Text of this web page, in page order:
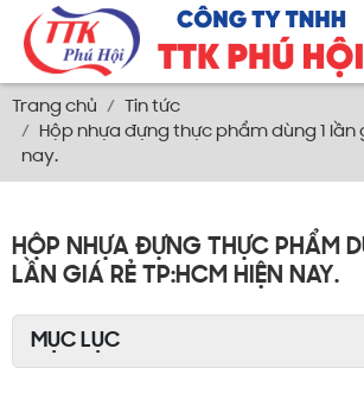
Trang chủ
Tin tức
Hộp nhựa đựng thực phẩm dùng 1 lần
nay.
HỘP NHỰA ĐỰNG THỰC PHẨM
LẦN GIÁ RẺ TP:HCM HIỆN NAY.
MỤC LỤC